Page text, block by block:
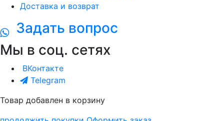
Доставка и возврат
Задать вопрос
Мы в соц. сетях
ВКонтакте
Telegram
Товар добавлен в корзину